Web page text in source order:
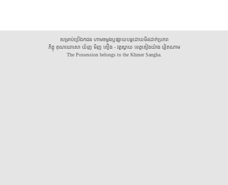
សម្រាប់ប្រើឯកជន ហាមចម្លងឬផ្សាយបន្តដោយមិនដាក់ប្រភព
ភិក្ខុ គុណឃោសោ យ័ញ មិញ គឿង - វត្តស្វាយ ខេត្តគៀងយ៉ាង វៀតណាម
The Possession belongs to the Khmer Sangha.